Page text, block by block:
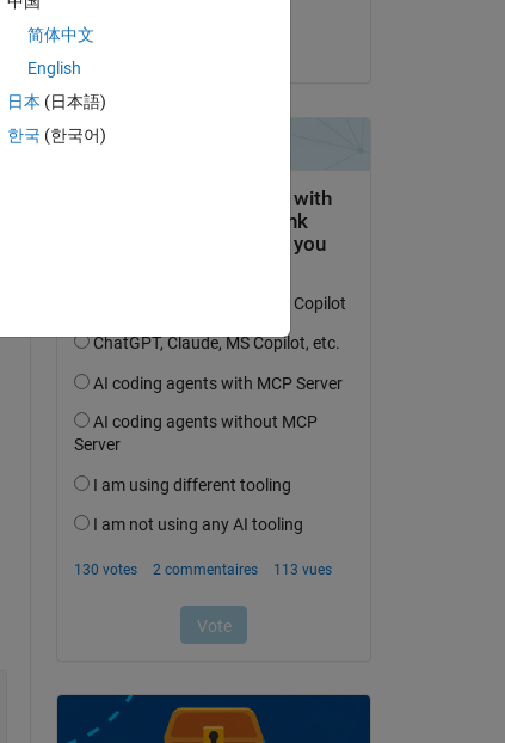
le 3 Juin 2025
简体中文
English
日本 (日本語)
한국 (한국어)